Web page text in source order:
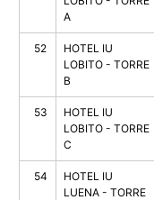
A
52
HOTEL IU
LOBITO - TORRE
B
53
HOTEL IU
LOBITO - TORRE
C
54
HOTEL IU
LUENA - TORRE